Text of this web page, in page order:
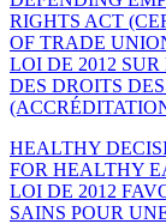
RIGHTS ACT
OF TRADE
LOI DE 2012
DES DROITS
HEALTHY
FOR HEALTHY
LOI DE 2012
SAINS POUR